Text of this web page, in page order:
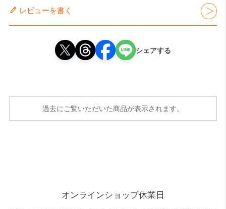
レビューを書く
シェアする
過去にご覧いただいた商品が表示されます。
オンラインショップ休業日